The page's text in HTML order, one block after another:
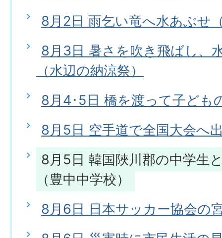
8月2日 雨乞い竜へ水あぶせ
8月3日 暑さを吹き飛ばし、
（水辺の納涼祭）
8月4･5日 橋を渡って子ども
8月5日 空手道で全国大会へ
8月5日 韓国陜川郡の中学生
（豊中中学校）
8月6日 日本サッカー協会の